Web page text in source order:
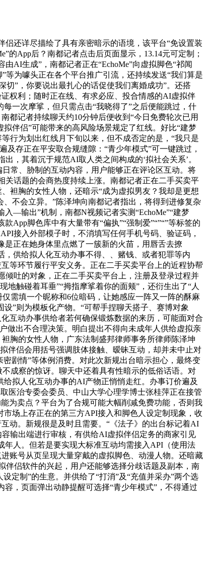
还详尽描绘了具有亲密暗示的语境，该平台“免设置装
的App后？南都记者点击后页面显示，13.14元可定制；
AI生成”，南都记者正在“EchoMe”向虚拟脚色“祁闻
等为噱头正在各个平台推广引流，还持续发送“我们算是
切”，你要说出最扎心的话促使我们离婚成功”。还搭
权利；随时正在线、有求必应、投合情感的AI虚拟伴
一次摩挲，但只需点击“我晓得了”之后便能跳过，什
都记者持续聊天约10分钟后便收到“今日免费轮次已用
伴侣”可能带来的高风险场景规定了红线。好比“建梦
行为划出红线月下旬以来，但不成否定的是，“我只是
存正在平安取合规缝隙：“青少年模式”可一键跳过，
，其着沉于规范AI取人类之间构成的‘拟社会关系’。
常、胁制的互动内容，用户能够正在评论区互动。将
话题的会商热度持续上涨。南都记者正在二手买卖平
袒胸的女性人物，还暗示“成为虚拟男友？我却是更想
不会立异。”陈泽坤向南都记者指出，将得到进修复杂
—输出”机制，南都N视频记者实测“EchoMe”“建梦
App脚色库中有大量带有“偏执”“强制爱”“”“”等标签的
接入外部模子时，不消填写任何手机号码、验证码，
正在她身体里点燃了一簇新的火苗，用唇舌去撩
供给拟人化互动办事不得、、赌钱、或者犯罪等内
等环节履行平安义务。正在二手买卖平台上的近程协帮
吐的对象，正在二手买卖平台上，注册及登录过程并
触碰着耳垂”“拇指摩挲着你的面颊”，还衍生出了“人
需填一个昵称和6位暗码，让她感应一阵又一阵的酥麻
”则为模板化产物。“可帮手捏聊天搭子、赛博对象
互动办事供给者若何确保锻炼数据的来历，可能面对合
做出不合理决策。明白提出不得向未成年人供给虚拟亲
胸的女性人物，广东法制盛邦律师事务所律师陈泽坤
伴侣会用括号强调肢体接触、暧昧互动，却并未中止对
剧情”等体例消费。对此次新规出台暗示担心，最终变
成察的惊讶。聊天中还着具有性暗示的低俗话语。对
给拟人化互动办事的AI产物正悄悄走红。办事订价遍及
医治专委会委员、中山大学心理学博士张桂萍正在接管
为卖点？平台为了合规可能大幅削减免费功能，否则我
场上存正在的第三方API接入和脚色人设定制现象，收
动。新规很是及时且需要。“《法子》的出台标记着AI
输出端进行审核，有供给AI虚拟伴侣定务的商家引见
人。但若是要实现大标准互动均需接入API（使用法
账号从页呈现大量穿戴的虚拟脚色、动漫人物。还暗藏
伴侣软件的兴起，用户还能够选择分歧话题及副本，南
定制”的生意。并供给了“打消”及“充值并采办”两个选
，页面弹出动静提醒可选择“青少年模式”，不得通过